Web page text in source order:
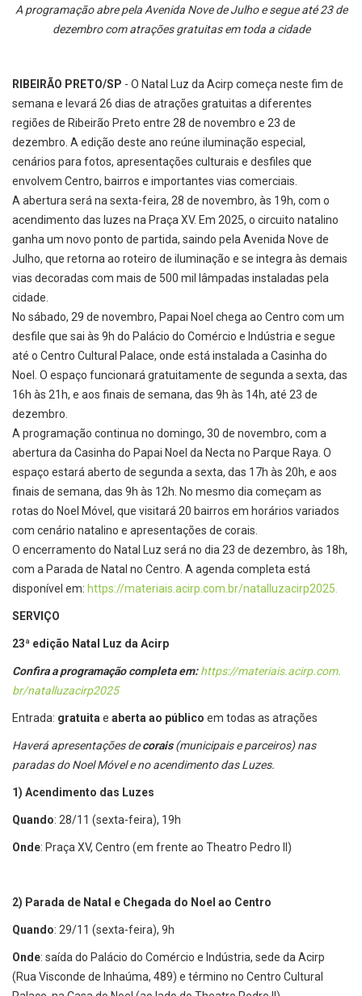
A programação abre pela Avenida Nove de Julho e segue até 23 de
dezembro com atrações gratuitas em toda a cidade
RIBEIRÃO PRETO/SP - O Natal Luz da Acirp começa neste fim de
semana e levará 26 dias de atrações gratuitas a diferentes
regiões de Ribeirão Preto entre 28 de novembro e 23 de
dezembro. A edição deste ano reúne iluminação especial,
cenários para fotos, apresentações culturais e desfiles que
envolvem Centro, bairros e importantes vias comerciais.
A abertura será na sexta-feira, 28 de novembro, às 19h, com o
acendimento das luzes na Praça XV. Em 2025, o circuito natalino
ganha um novo ponto de partida, saindo pela Avenida Nove de
Julho, que retorna ao roteiro de iluminação e se integra às demais
vias decoradas com mais de 500 mil lâmpadas instaladas pela
cidade.
No sábado, 29 de novembro, Papai Noel chega ao Centro com um
desfile que sai às 9h do Palácio do Comércio e Indústria e segue
até o Centro Cultural Palace, onde está instalada a Casinha do
Noel. O espaço funcionará gratuitamente de segunda a sexta, das
16h às 21h, e aos finais de semana, das 9h às 14h, até 23 de
dezembro.
A programação continua no domingo, 30 de novembro, com a
abertura da Casinha do Papai Noel da Necta no Parque Raya. O
espaço estará aberto de segunda a sexta, das 17h às 20h, e aos
finais de semana, das 9h às 12h. No mesmo dia começam as
rotas do Noel Móvel, que visitará 20 bairros em horários variados
com cenário natalino e apresentações de corais.
O encerramento do Natal Luz será no dia 23 de dezembro, às 18h,
com a Parada de Natal no Centro. A agenda completa está
disponível em: https://materiais.acirp.com.br/natalluzacirp2025.
SERVIÇO
23ª edição Natal Luz da Acirp
Confira a programação completa em: https://materiais.acirp.com.
br/natalluzacirp2025
Entrada: gratuitae aberta ao público em todas as atrações
Haverá apresentações decorais(municipais e parceiros) nas
paradas do Noel Móvel e no acendimento das Luzes.
1) Acendimento das Luzes
Quando: 28/11 (sexta-feira), 19h
Onde: Praça XV, Centro (em frente ao Theatro Pedro II)
2) Parada de Natal e Chegada do Noel ao Centro
Quando: 29/11 (sexta-feira), 9h
Onde: saída do Palácio do Comércio e Indústria, sede da Acirp
(Rua Visconde de Inhaúma, 489) e término no Centro Cultural